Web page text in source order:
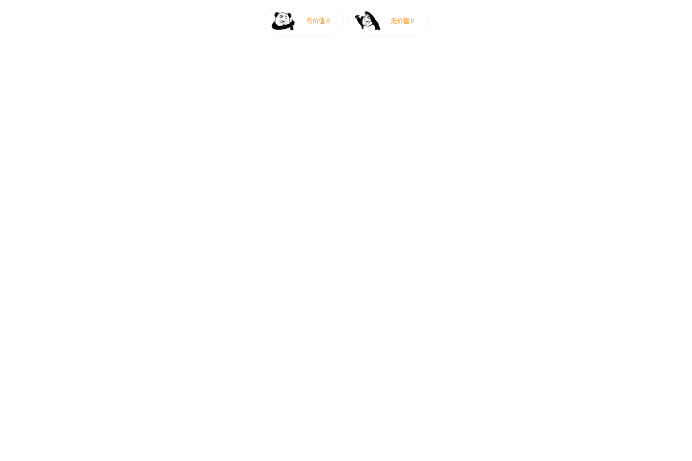
有价值 0 无价值 0